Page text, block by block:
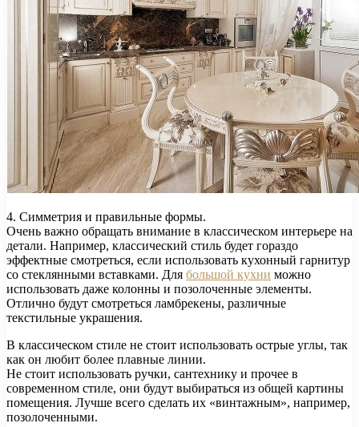
4. Симметрия и правильные формы.
Очень важно обращать внимание в классическом интерьере на
детали. Например, классический стиль будет гораздо
эффектные смотреться, если использовать кухонный гарнитур
со стеклянными вставками. Для большой кухни можно
использовать даже колонны и позолоченные элементы.
Отлично будут смотреться ламбрекены, различные
текстильные украшения.
В классическом стиле не стоит использовать острые углы, так
как он любит более плавные линии.
Не стоит использовать ручки, сантехнику и прочее в
современном стиле, они будут выбираться из общей картины
помещения. Лучше всего сделать их «винтажным», например,
позолоченными.